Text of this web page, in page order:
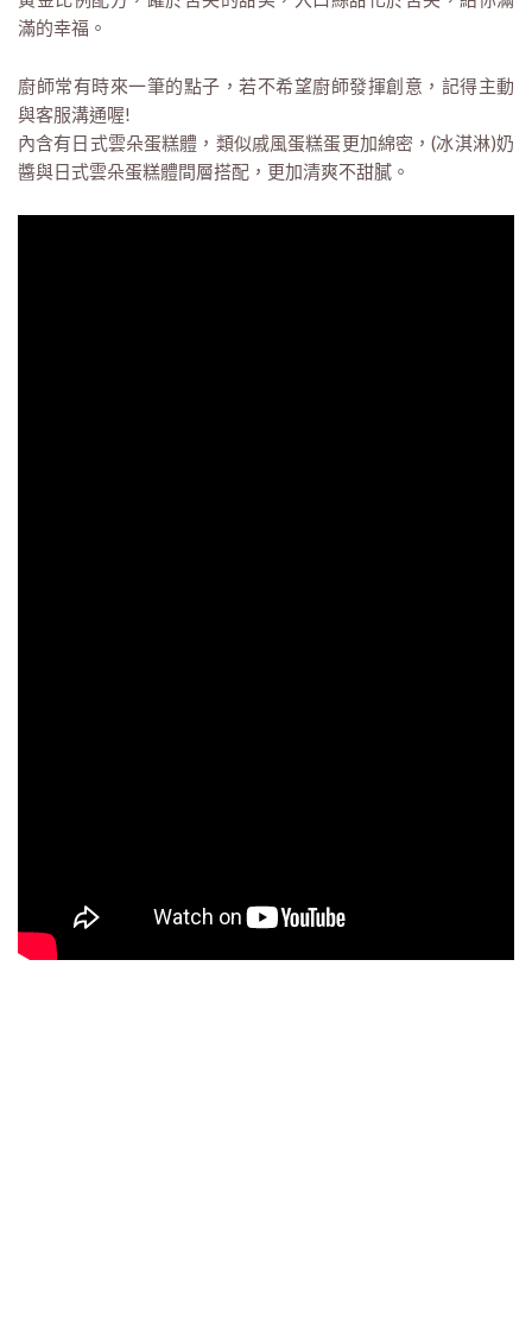
滿的幸福。
廚師常有時來一筆的點子，若不希望廚師發揮創意，記得主動
與客服溝通喔!
內含有日式雲朵蛋糕體，類似戚風蛋糕蛋更加綿密，(冰淇淋)奶
醬與日式雲朵蛋糕體間層搭配，更加清爽不甜膩。